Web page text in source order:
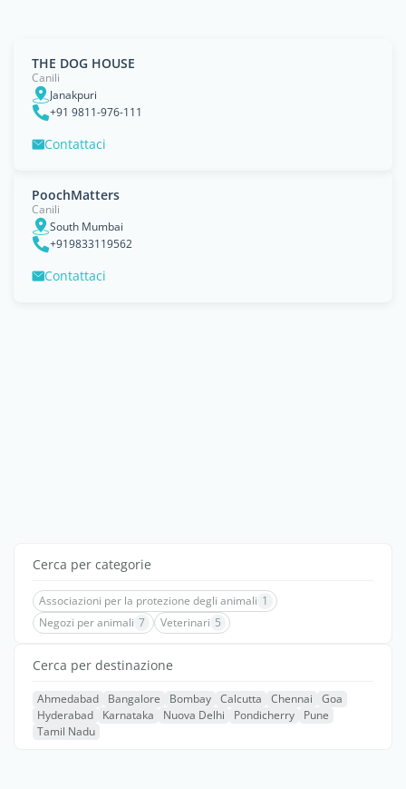
THE DOG HOUSE
Canili
Janakpuri
+91 9811-976-111
Contattaci
PoochMatters
Canili
South Mumbai
+919833119562
Contattaci
Cerca per categorie
Associazioni per la protezione degli animali 1
Negozi per animali 7 Veterinari 5
Cerca per destinazione
Ahmedabad Bangalore Bombay Calcutta Chennai
Goa
Hyderabad
Karnataka Nuova Delhi Pondicherry
Pune
Tamil Nadu